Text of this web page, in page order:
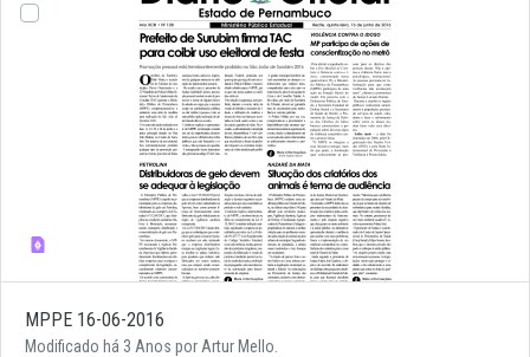
MPPE 16-06-2016
Modificado há 3 Anos por Artur Mello.